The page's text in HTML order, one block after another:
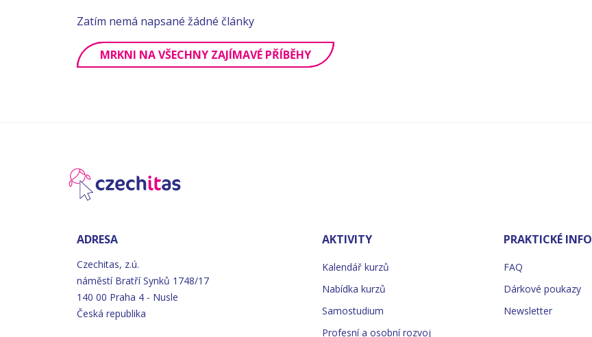
Zatím nemá napsané žádné články
MRKNI NA VŠECHNY ZAJÍMAVÉ PŘÍBĚHY
ADRESA
Czechitas, z.ú.
náměstí Bratří Synků 1748/17
140 00 Praha 4 - Nusle
Česká republika
AKTIVITY
Kalendář kurzů
Nabídka kurzů
Samostudium
Profesní a osobní rozvoj
PRAKTICKÉ INFO
FAQ
Dárkové poukazy
Newsletter